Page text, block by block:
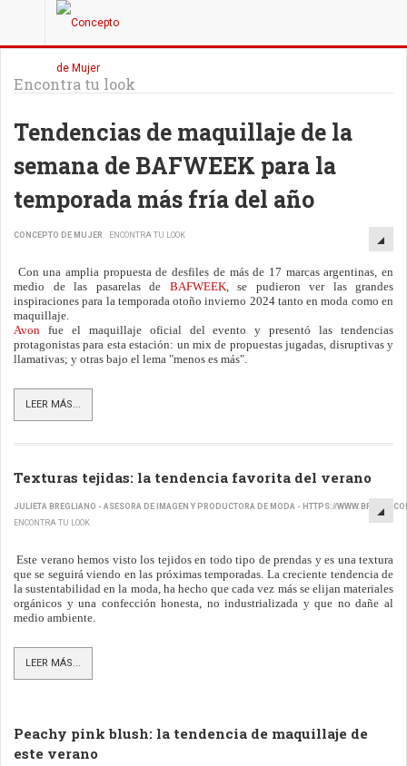
Encontra tu look
Tendencias de maquillaje de la
semana de BAFWEEK para la
temporada más fría del año
CONCEPTO DE MUJER ENCONTRA TU LOOK
Con una amplia propuesta de desfiles de más de 17 marcas argentinas, en
medio de las pasarelas de BAFWEEK, se pudieron ver las grandes
inspiraciones para la temporada otoño invierno 2024 tanto en moda como en
maquillaje.
Avon fue el maquillaje oficial del evento y presentó las tendencias
protagonistas para esta estación: un mix de propuestas jugadas, disruptivas y
llamativas; y otras bajo el lema "menos es más".
LEER MÁS...
Texturas tejidas: la tendencia favorita del verano
JULIETA BREGLIANO - ASESORA DE IMAGEN Y PRODUCTORA DE MODA - HTTPS://
ENCONTRA TU LOOK
Este verano hemos visto los tejidos en todo tipo de prendas y es una textura
que se seguirá viendo en las próximas temporadas. La creciente tendencia de
la sustentabilidad en la moda, ha hecho que cada vez más se elijan materiales
orgánicos y una confección honesta, no industrializada y que no dañe al
medio ambiente.
LEER MÁS...
Peachy pink blush: la tendencia de maquillaje de
este verano